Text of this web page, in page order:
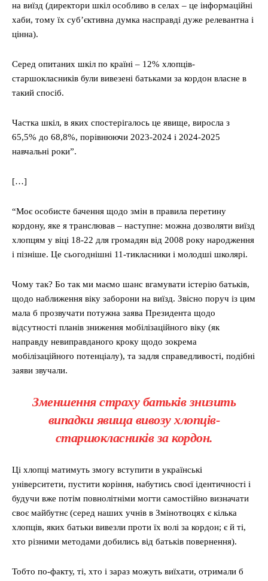
на виїзд (директори шкіл особливо в селах – це інформаційні
хаби, тому їх суб’єктивна думка насправді дуже релевантна і
цінна).
Серед опитаних шкіл по країні – 12% хлопців-
старшокласників були вивезені батьками за кордон власне в
такий спосіб.
Частка шкіл, в яких спостерігалось це явище, виросла з
65,5% до 68,8%, порівнюючи 2023-2024 і 2024-2025
навчальні роки”.
[…]
“Моє особисте бачення щодо змін в правила перетину
кордону, яке я транслював – наступне: можна дозволяти виїзд
хлопцям у віці 18-22 для громадян від 2008 року народження
і пізніше. Це сьогоднішні 11-тикласники і молодші школярі.
Чому так? Бо так ми маємо шанс вгамувати істерію батьків,
щодо наближення віку заборони на виїзд. Звісно поруч із цим
мала б прозвучати потужна заява Президента щодо
відсутності планів зниження мобілізаційного віку (як
направду невиправданого кроку щодо зокрема
мобілізаційного потенціалу), та задля справедливості, подібні
заяви звучали.
Зменшення страху батьків знизить
випадки явища вивозу хлопців-
старшокласників за кордон.
Ці хлопці матимуть змогу вступити в українські
університети, пустити коріння, набутись своєї ідентичності і
будучи вже потім повнолітніми могти самостійно визначати
своє майбутнє (серед наших учнів в Змінотвоцях є кілька
хлопців, яких батьки вивезли проти їх волі за кордон; є й ті,
хто різними методами добились від батьків повернення).
Тобто по-факту, ті, хто і зараз можуть виїхати, отримали б